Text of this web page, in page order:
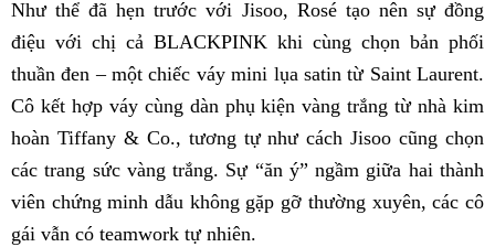
Như thể đã hẹn trước với Jisoo, Rosé tạo nên sự đồng
điệu với chị cả BLACKPINK khi cùng chọn bản phối
thuần đen – một chiếc váy mini lụa satin từ Saint Laurent.
Cô kết hợp váy cùng dàn phụ kiện vàng trắng từ nhà kim
hoàn Tiffany & Co., tương tự như cách Jisoo cũng chọn
các trang sức vàng trắng. Sự “ăn ý” ngầm giữa hai thành
viên chứng minh dẫu không gặp gỡ thường xuyên, các cô
gái vẫn có teamwork tự nhiên.